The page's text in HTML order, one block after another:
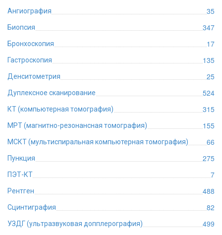
Ангиография 35
Биопсия 347
Бронхоскопия 17
Гастроскопия 135
Денситометрия 25
Дуплексное сканирование 524
КТ (компьютерная томография) 315
МРТ (магнитно-резонансная томография) 155
МСКТ (мультиспиральная компьютерная томография) 66
Пункция 275
ПЭТ-КТ 7
Рентген 488
Сцинтиграфия 82
УЗДГ (ультразвуковая допплерография) 499